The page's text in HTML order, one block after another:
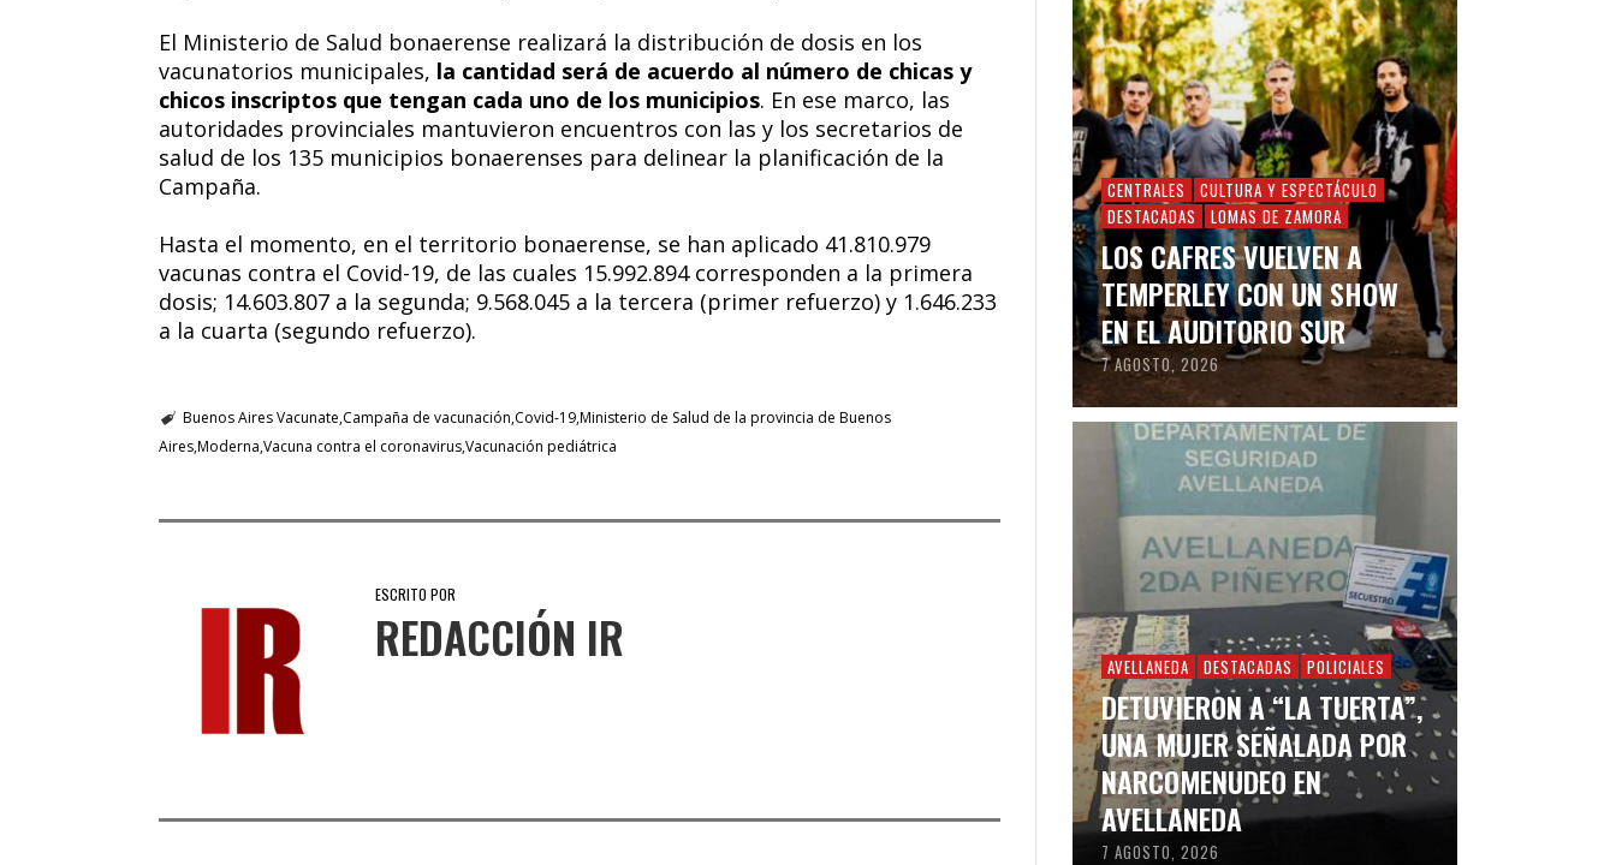
El Ministerio de Salud bonaerense realizará la distribución de dosis en los
vacunatorios municipales, la cantidad será de acuerdo al número de chicas y
chicos inscriptos que tengan cada uno de los municipios. En ese marco, las
autoridades provinciales mantuvieron encuentros con las y los secretarios de
salud de los 135 municipios bonaerenses para delinear la planificación de la
Campaña.
Hasta el momento, en el territorio bonaerense, se han aplicado 41.810.979
vacunas contra el Covid-19, de las cuales 15.992.894 corresponden a la primera
dosis; 14.603.807 a la segunda; 9.568.045 a la tercera (primer refuerzo) y 1.646.233
a la cuarta (segundo refuerzo).
Buenos Aires Vacunate Campaña de vacunación Covid-19Ministerio de Salud de la provincia de Buenos
AiresModerna Vacuna contra el coronavirusVacunación pediátrica
ESCRITO POR
REDACCIÓN IR
CENTRALES
CULTURA Y ESPECTÁCULO
DESTACADAS
LOMAS DE ZAMORA
LOS CAFRES VUELVEN A
TEMPERLEY CON UN SHOW
EN EL AUDITORIO SUR
7 AGOSTO, 2026
AVELLANEDA DESTACADAS POLICIALES
DETUVIERON A “LA TUERTA”,
UNA MUJER SEÑALADA POR
NARCOMENUDEO EN
AVELLANEDA
7 AGOSTO, 2026